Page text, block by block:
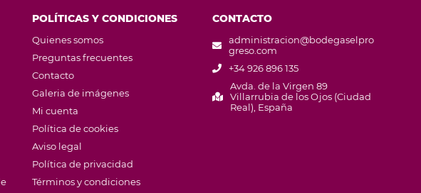
POLÍTICAS Y CONDICIONES
Quienes somos
Preguntas frecuentes
Contacto
Galeria de imágenes
Mi cuenta
Política de cookies
Aviso legal
Política de privacidad
Términos y condiciones
CONTACTO
administracion@bodegaselpro
greso.com
+34 926 896 135
Avda. de la Virgen 89
Villarrubia de los Ojos (Ciudad
Real), España